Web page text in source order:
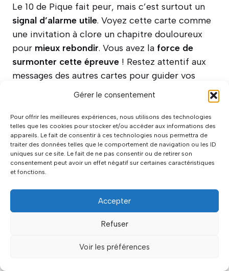
Gérer le consentement
Pour offrir les meilleures expériences, nous utilisons des technologies
telles que les cookies pour stocker et/ou accéder aux informations des
appareils. Le fait de consentir à ces technologies nous permettra de
traiter des données telles que le comportement de navigation ou les ID
uniques sur ce site. Le fait de ne pas consentir ou de retirer son
consentement peut avoir un effet négatif sur certaines caractéristiques
et fonctions.
Accepter
Refuser
Voir les préférences
Le 10 de Pique fait peur, mais c’est surtout un
signal d’alarme utile. Voyez cette carte comme
une invitation à clore un chapitre douloureux
pour mieux rebondir. Vous avez la force de
surmonter cette épreuve ! Restez attentif aux
messages des autres cartes pour guider vos
prochains pas vers le succès
À propos Articles récents
Sophie Delacroix
l'accompagnement relationnel mon métier.
Mon parcours personnel dans le
polyamour m'a ouvert les yeux sur la diversité des façons
d'aimer. Thérapeute depuis 8 ans, je partage avec vous
personnelle pour vous aider à construire des relations